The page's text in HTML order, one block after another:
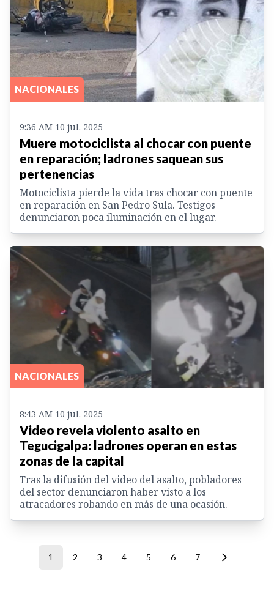
NACIONALES
9:36 AM 10 jul. 2025
Muere motociclista al chocar con puente
en reparación; ladrones saquean sus
pertenencias
Motociclista pierde la vida tras chocar con puente
en reparación en San Pedro Sula. Testigos
denunciaron poca iluminación en el lugar.
NACIONALES
8:43 AM 10 jul. 2025
Video revela violento asalto en
Tegucigalpa: ladrones operan en estas
zonas de la capital
Tras la difusión del video del asalto, pobladores
del sector denunciaron haber visto a los
atracadores robando en más de una ocasión.
1 2 3 4 5 6 7